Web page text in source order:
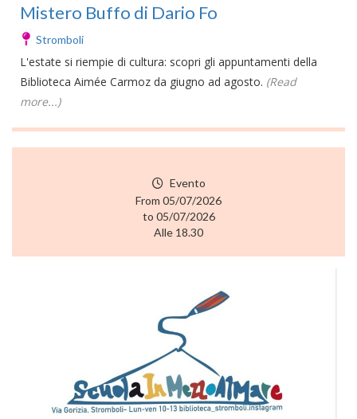
Mistero Buffo di Dario Fo
Stromboli
L'estate si riempie di cultura: scopri gli appuntamenti della
Biblioteca Aimée Carmoz da giugno ad agosto. (Read
more...)
Evento
From 05/07/2026
to 05/07/2026
Alle 18.30